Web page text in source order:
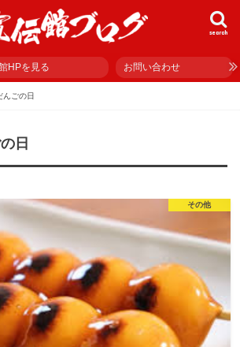
search
HPを見る お問い合わせ
んごの日
日
その他